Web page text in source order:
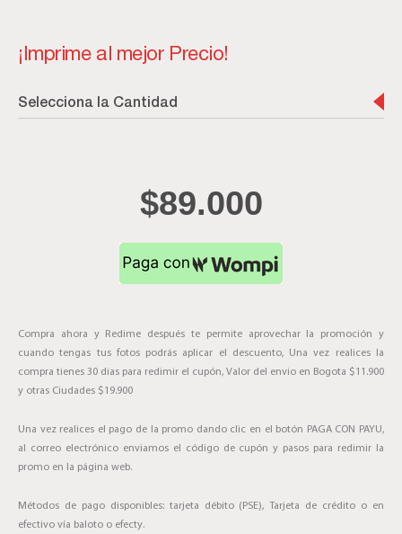
¡Imprime al mejor Precio!
Selecciona la Cantidad
$89.000
Compra ahora y Redime después te permite aprovechar la promoción y
cuando tengas tus fotos podrás aplicar el descuento, Una vez realices la
compra tienes 30 dias para redimir el cupón, Valor del envio en Bogota $11.900
y otras Ciudades $19.900
Una vez realices el pago de la promo dando clic en el botón PAGA CON PAYU,
al correo electrónico enviamos el código de cupón y pasos para redimir la
promo en la página web.
Métodos de pago disponibles: tarjeta débito (PSE), Tarjeta de crédito o en
efectivo vía baloto o efecty.